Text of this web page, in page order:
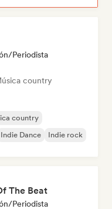
Periodista
country
country
Indie Dance Indie rock
The Beat
Periodista